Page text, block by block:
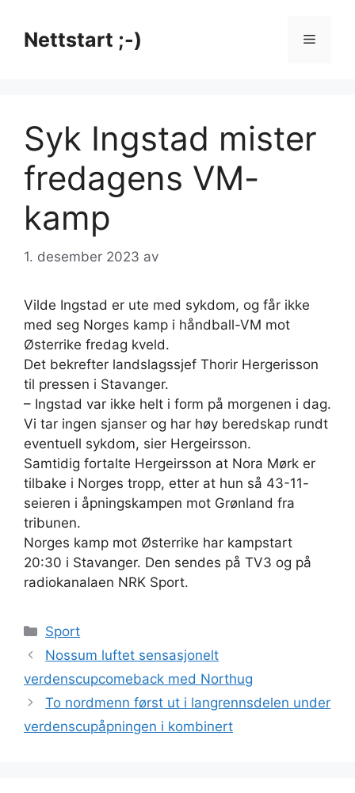
innholdNettstart ;-) Meny
Syk Ingstad mister
fredagens VM-
kamp
1. desember 2023 av
Vilde Ingstad er ute med sykdom, og får ikke
med seg Norges kamp i håndball-VM mot
Østerrike fredag kveld.
Det bekrefter landslagssjef Thorir Hergerisson
til pressen i Stavanger.
– Ingstad var ikke helt i form på morgenen i dag.
Vi tar ingen sjanser og har høy beredskap rundt
eventuell sykdom, sier Hergeirsson.
Samtidig fortalte Hergeirsson at Nora Mørk er
tilbake i Norges tropp, etter at hun så 43-11-
seieren i åpningskampen mot Grønland fra
tribunen.
Norges kamp mot Østerrike har kampstart
20:30 i Stavanger. Den sendes på TV3 og på
radiokanalaen NRK Sport.
Kategorier
Sport
Nossum luftet sensasjonelt
verdenscupcomeback med Northug
To nordmenn først ut i langrennsdelen under
verdenscupåpningen i kombinert